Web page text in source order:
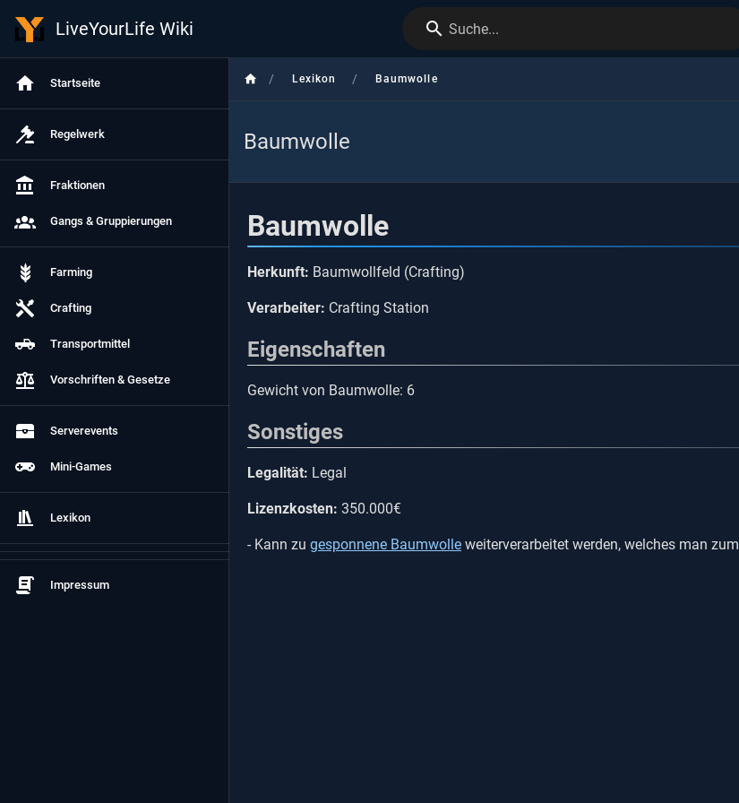
LiveYourLife Wiki Suche...
Startseite
Regelwerk
Fraktionen
Gangs & Gruppierungen
Farming
Crafting
Transportmittel
Vorschriften & Gesetze
Serverevents
Mini-Games
Lexikon
Impressum
/ Lexikon / Baumwolle
Baumwolle
Baumwolle
Herkunft: Baumwollfeld (Crafting)
Verarbeiter: Crafting Station
Eigenschaften
Gewicht von Baumwolle: 6
Sonstiges
Legalität: Legal
Lizenzkosten: 350.000€
- Kann zu gesponnene Baumwolle weiterverarbeitet werden, welches man zum